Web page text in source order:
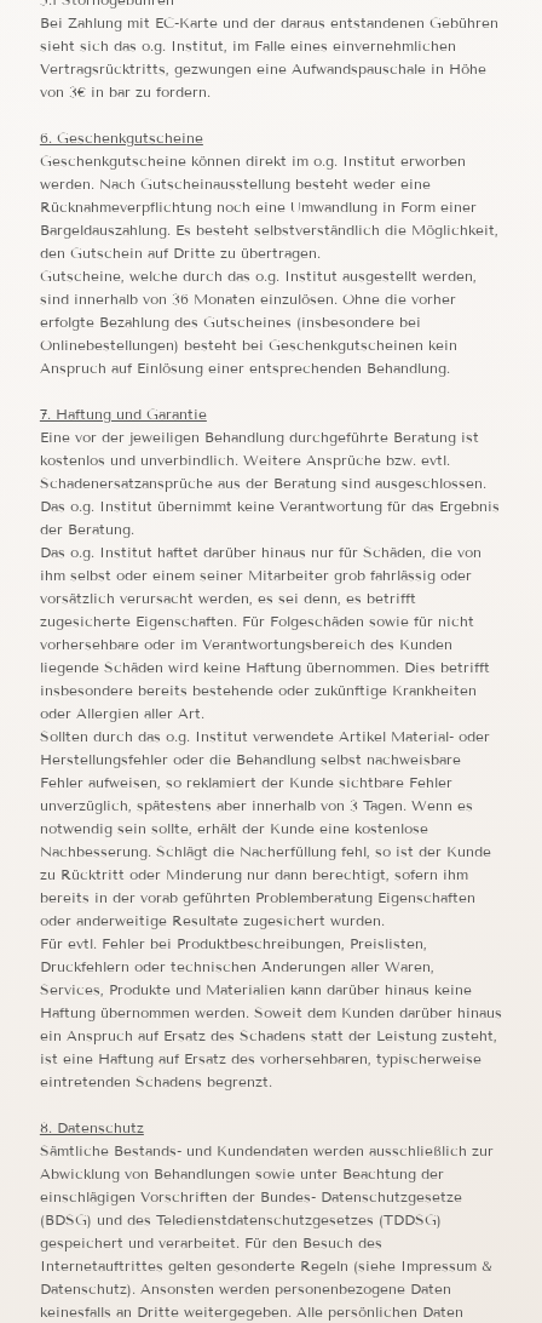
Bei Zahlung mit EC-Karte und der daraus entstandenen Gebühren
sieht sich das o.g. Institut, im Falle eines einvernehmlichen
Vertragsrücktritts, gezwungen eine Aufwandspauschale in Höhe
von 3€ in bar zu fordern.
6. Geschenkgutscheine
Geschenkgutscheine können direkt im o.g. Institut erworben
werden. Nach Gutscheinausstellung besteht weder eine
Rücknahmeverpflichtung noch eine Umwandlung in Form einer
Bargeldauszahlung. Es besteht selbstverständlich die Möglichkeit,
den Gutschein auf Dritte zu übertragen.
Gutscheine, welche durch das o.g. Institut ausgestellt werden,
sind innerhalb von 36 Monaten einzulösen. Ohne die vorher
erfolgte Bezahlung des Gutscheines (insbesondere bei
Onlinebestellungen) besteht bei Geschenkgutscheinen kein
Anspruch auf Einlösung einer entsprechenden Behandlung.
7. Haftung und Garantie
Eine vor der jeweiligen Behandlung durchgeführte Beratung ist
kostenlos und unverbindlich. Weitere Ansprüche bzw. evtl.
Schadenersatzansprüche aus der Beratung sind ausgeschlossen.
Das o.g. Institut übernimmt keine Verantwortung für das Ergebnis
der Beratung.
Das o.g. Institut haftet darüber hinaus nur für Schäden, die von
ihm selbst oder einem seiner Mitarbeiter grob fahrlässig oder
vorsätzlich verursacht werden, es sei denn, es betrifft
zugesicherte Eigenschaften. Für Folgeschäden sowie für nicht
vorhersehbare oder im Verantwortungsbereich des Kunden
liegende Schäden wird keine Haftung übernommen. Dies betrifft
insbesondere bereits bestehende oder zukünftige Krankheiten
oder Allergien aller Art.
Sollten durch das o.g. Institut verwendete Artikel Material- oder
Herstellungsfehler oder die Behandlung selbst nachweisbare
Fehler aufweisen, so reklamiert der Kunde sichtbare Fehler
unverzüglich, spätestens aber innerhalb von 3 Tagen. Wenn es
notwendig sein sollte, erhält der Kunde eine kostenlose
Nachbesserung. Schlägt die Nacherfüllung fehl, so ist der Kunde
zu Rücktritt oder Minderung nur dann berechtigt, sofern ihm
bereits in der vorab geführten Problemberatung Eigenschaften
oder anderweitige Resultate zugesichert wurden.
Für evtl. Fehler bei Produktbeschreibungen, Preislisten,
Druckfehlern oder technischen Änderungen aller Waren,
Services, Produkte und Materialien kann darüber hinaus keine
Haftung übernommen werden. Soweit dem Kunden darüber hinaus
ein Anspruch auf Ersatz des Schadens statt der Leistung zusteht,
ist eine Haftung auf Ersatz des vorhersehbaren, typischerweise
eintretenden Schadens begrenzt.
8. Datenschutz
Sämtliche Bestands- und Kundendaten werden ausschließlich zur
Abwicklung von Behandlungen sowie unter Beachtung der
einschlägigen Vorschriften der Bundes- Datenschutzgesetze
(BDSG) und des Teledienstdatenschutzgesetzes (TDDSG)
gespeichert und verarbeitet. Für den Besuch des
Internetauftrittes gelten gesonderte Regeln (siehe Impressum &
Datenschutz). Ansonsten werden personenbezogene Daten
keinesfalls an Dritte weitergegeben. Alle persönlichen Daten